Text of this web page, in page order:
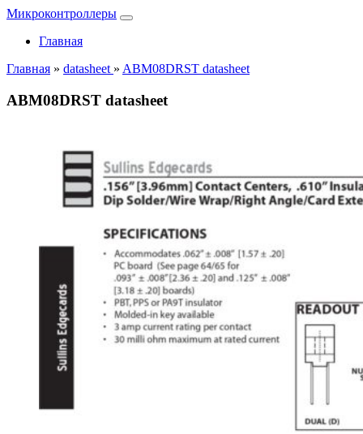
Микроконтроллеры
Главная
Главная » datasheet » ABM08DRST datasheet
ABM08DRST datasheet